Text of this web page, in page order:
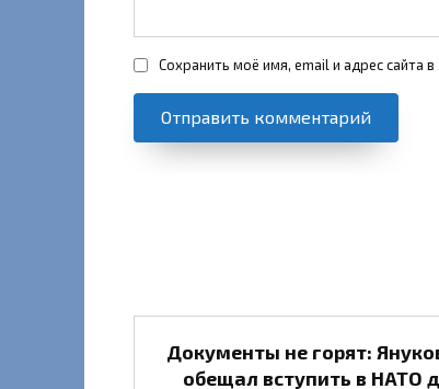
Сохранить моё имя, email и адрес сайта
Документы не горят:
обещал вступить в НАТО